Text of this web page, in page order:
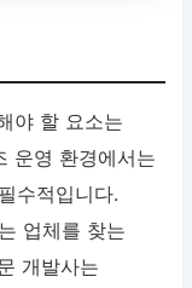
야 할 요소는
운영 환경에서는
수적입니다.
업체를 찾는
개발사는